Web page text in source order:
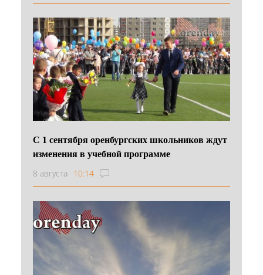
С 1 сентября оренбургских школьников ждут
изменения в учебной программе
8 августа 10:14